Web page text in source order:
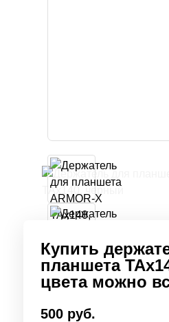
Купить
планшета
цвета можно
500 руб.